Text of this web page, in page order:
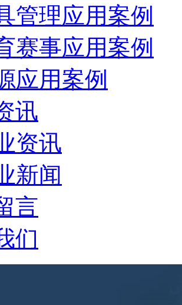
管理应用案例
赛事应用案例
应用案例
讯
资讯
新闻
言
们